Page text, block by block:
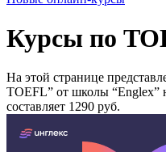
Курсы по
На этой странице
TOEFL” от школы “Englex”
составляет 1290 руб.